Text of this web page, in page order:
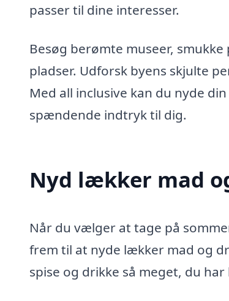
passer til dine interesser.
Besøg berømte museer,
pladser. Udforsk byens skjulte
Med all inclusive kan du nyde
spændende indtryk til dig.
Nyd lækker mad
Når du vælger at tage på
frem til at nyde lækker mad og
spise og drikke så meget, du